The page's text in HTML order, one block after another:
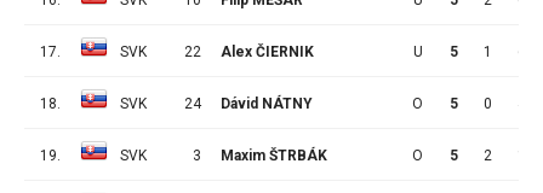
17. SVK 22 Alex ČIERNIK U 5 1 6
18. SVK 24 Dávid NÁTNY O 5 0
19. SVK 3 Maxim ŠTRBÁK O 5 2